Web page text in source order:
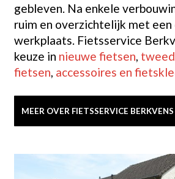
gebleven. Na enkele
ruim en overzichtelijk met een
werkplaats. Fietsservice
keuze in nieuwe fietsen,
fietsen, accessoires en
MEER OVER FIETSSERVICE BERKVENS